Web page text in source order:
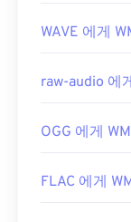
https://
codecs
WAVE 에게
raw-audio 에
OGG 에게
FLAC 에게